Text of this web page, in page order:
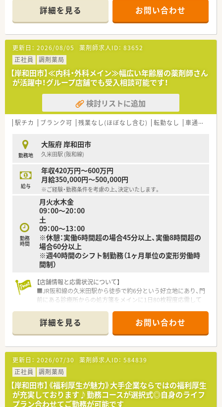
にも対応しています。
■1日約40枚の処方箋を、常勤薬剤師2名体制でゆとりを持って
対応します。
【求人情報について】
■エリアを問わず勤務できる総合職の場合、年収650万円～700
万円も可能です。
■賞与は年に2回、合計で4ヶ月分の支給実績があり、頑張りが評
価されます。
■年間休日は約120日の完全週休2.5日制で、プライベートの時
間も確保できます。
【勤務実態について】
■月の平均残業時間は5時間以下と非常に少なく、残業代は1分
■お休みは完全週休2.5日制で、有給休暇の取得もしやすい風土
が根付いています。
■男性の育児休暇取得実績もあり、性別に関わらず子育てに理解
のある職場です。
詳細を見る お問い合わせ
更新日： 2026/08/05 薬剤師求人ID： 83652
正社員
調剤薬局
【岸和田市】≪内科・外科メイン≫幅広い年齢層の薬剤師さん
が活躍中！グループ店舗でも受入相談可能です！
検討リストに追加
駅チカ ブランク可 残業なし(ほぼなし含む) 転勤なし 車通勤可
勤務地
大阪府 岸和田市
久米田駅 (阪和線)
給与
年収420万円～600万円
月給350,000円～500,000円
※ご経験・勤務条件を考慮の上、決定いたします。
勤務
時間
月火水木金
09：00～20：00
土
09：00～13：00
※休憩：実働6時間超の場合45分以上、実働8時間超の
場合60分以上
※週40時間のシフト制勤務（1ヶ月単位の変形労働時
間制）
【店舗情報と応需状況について】
■JR阪和線の久米田駅から徒歩で約6分という好立地にあり、門
前にある診療所からの処方箋をメインに1日80枚程度応需して
■応需科目は内科と外科を中心として、面でも広域の処方箋を受
けるため医薬品の備蓄品目数は約1,600品目と豊富に揃えていま
す。
■人員体制は常時3名体制を維持しており、40代から60代のベテ
ラン薬剤師がバランス良く配置されているため非常に安心感が
あります。
【募集背景と求める人物像について】
■今回は欠員補充に伴う急募案件となっており、周囲のスタッフ
と協調しながら素直な気持ちで業務に取り組める方を募集して
詳細を見る お問い合わせ
更新日： 2026/07/30 薬剤師求人ID： 584839
正社員
調剤薬局
【岸和田市】《福利厚生が魅力》大手企業ならではの福利厚生
が充実しております♪勤務コースが選択式◎自身のライフ
プラン合わせてご勤務が可能です